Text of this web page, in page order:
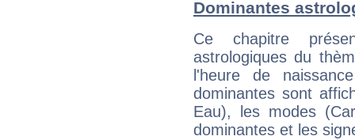
Dominantes
Ce chapitre
astrologiques du
l'heure de
dominantes sont
Eau), les modes
dominantes et les